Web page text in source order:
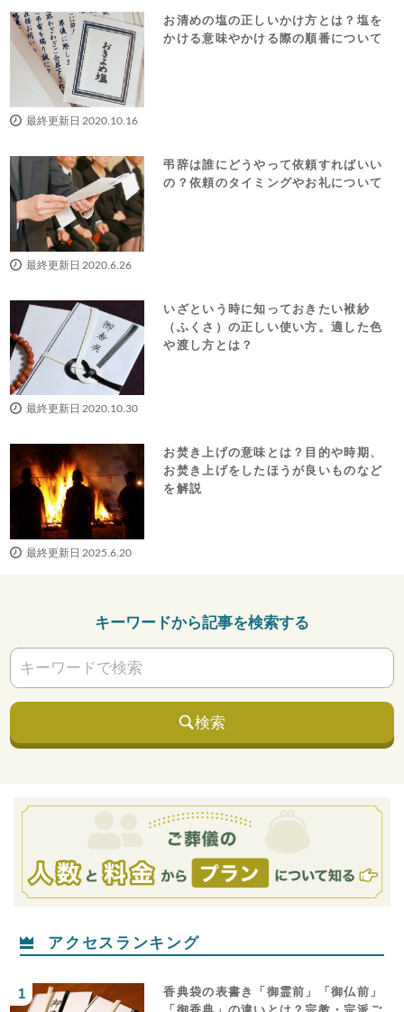
お清めの塩の正しいかけ方とは？塩を
かける意味やかける際の順番について
最終更新日 2020.10.16
弔辞は誰にどうやって依頼すればいい
の？依頼のタイミングやお礼について
最終更新日 2020.6.26
いざという時に知っておきたい袱紗
（ふくさ）の正しい使い方。適した色
や渡し方とは？
最終更新日 2020.10.30
お焚き上げの意味とは？目的や時期、
お焚き上げをしたほうが良いものなど
を解説
最終更新日 2025.6.20
キーワードから記事を検索する
検索
アクセスランキング
香典袋の表書き「御霊前」「御仏前」